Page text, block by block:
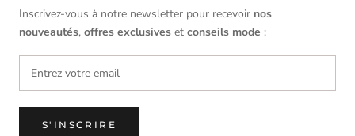
Inscrivez-vous à notre newsletter pour recevoir nos
nouveautés, offres exclusives et conseils mode :
S'INSCRIRE